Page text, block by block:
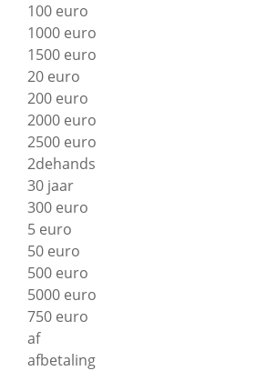
100 euro
1000 euro
1500 euro
20 euro
200 euro
2000 euro
2500 euro
2dehands
30 jaar
300 euro
5 euro
50 euro
500 euro
5000 euro
750 euro
af
afbetaling